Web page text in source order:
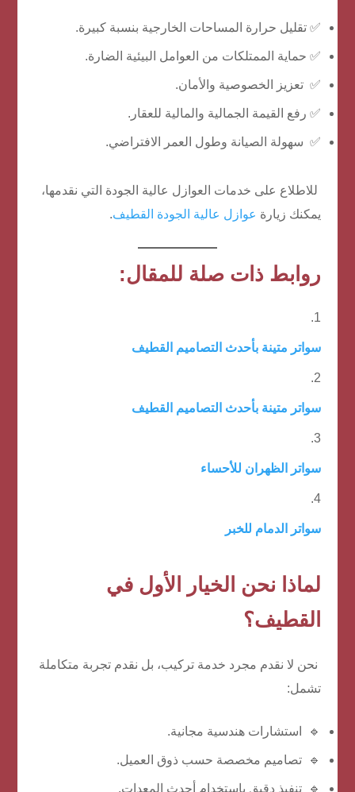
✅ تقليل حرارة المساحات الخارجية بنسبة كبيرة.
✅ حماية الممتلكات من العوامل البيئية الضارة.
✅ تعزيز الخصوصية والأمان.
✅ رفع القيمة الجمالية والمالية للعقار.
✅ سهولة الصيانة وطول العمر الافتراضي.
للاطلاع على خدمات العوازل عالية الجودة التي نقدمها،
يمكنك زيارة عوازل عالية الجودة القطيف.
روابط ذات صلة للمقال:
سواتر متينة بأحدث التصاميم القطيف
سواتر متينة بأحدث التصاميم القطيف
سواتر الظهران للأحساء
سواتر الدمام للخبر
لماذا نحن الخيار الأول في
القطيف؟
نحن لا نقدم مجرد خدمة تركيب، بل نقدم تجربة متكاملة
تشمل:
🔹 استشارات هندسية مجانية.
🔹 تصاميم مخصصة حسب ذوق العميل.
🔹 تنفيذ دقيق باستخدام أحدث المعدات.